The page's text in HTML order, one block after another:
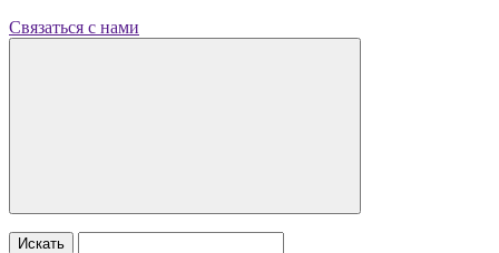
Связаться с нами
Искать